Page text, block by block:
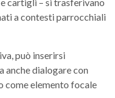
a contesti parrocchiali
può inserirsi
anche dialogare con
come elemento focale